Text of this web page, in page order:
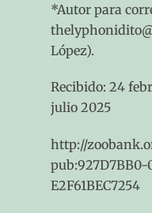
*Autor para
López).
Recibido: 24
julio 2025
http://
pub:927D7BB0-
E2F61BEC7254